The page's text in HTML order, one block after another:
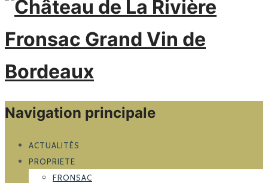
Navigation principale
ACTUALITÉS
PROPRIETE
FRONSAC